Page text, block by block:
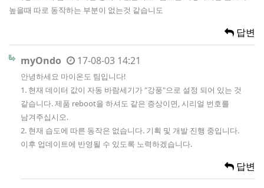
높을때 따로 동작하는 부분이 없는것 같습니도
답변
myOndo 17-08-03 14:21
안녕하세요 마이온도 팀입니다!
1. 현재 데이터 값이 자동 바람세기가 "강풍"으로 설정 되어 있는 것
같습니다. 제품 reboot을 하셔도 같은 증상이면, 시리얼 번호를
남겨주십시오.
2. 현재 습도에 따른 동작은 없습니다. 기획 및 개발 진행 중입니다.
이후 업데이트에 반영될 수 있도록 노력하겠습니다.
답변